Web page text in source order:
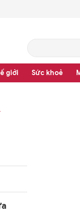
giới Sức khoẻ
pháp luật